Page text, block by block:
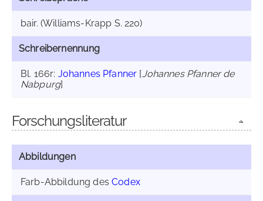
bair. (Williams-Krapp S. 220)
Schreibernennung
Bl. 166r: Johannes Pfanner [Johannes Pfanner de
Nabpurg]
Forschungsliteratur
Abbildungen
Farb-Abbildung desCodex